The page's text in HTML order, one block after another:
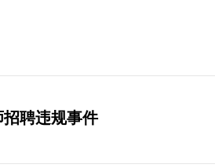
聘违规事件